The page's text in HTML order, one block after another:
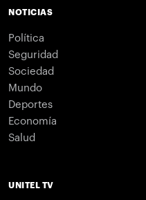
NOTICIAS
Política
Seguridad
Sociedad
Mundo
Deportes
Economía
Salud
UNITEL TV